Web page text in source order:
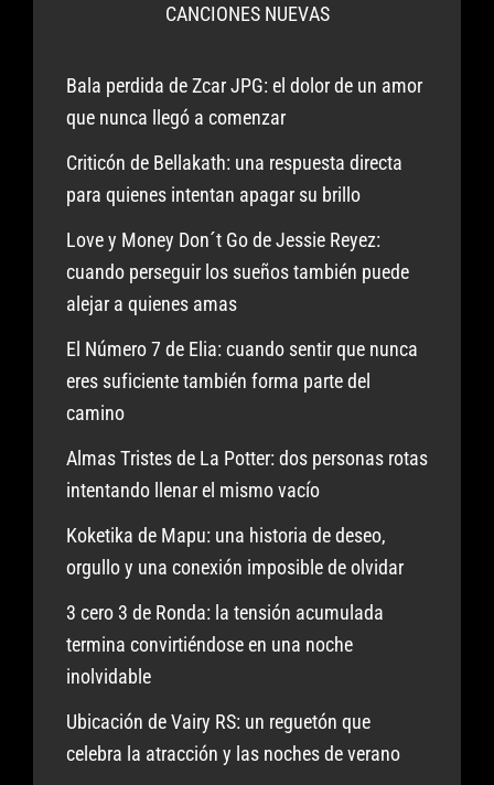
CANCIONES NUEVAS
Bala perdida de Zcar JPG: el dolor de un amor
que nunca llegó a comenzar
Criticón de Bellakath: una respuesta directa
para quienes intentan apagar su brillo
Love y Money Don´t Go de Jessie Reyez:
cuando perseguir los sueños también puede
alejar a quienes amas
El Número 7 de Elia: cuando sentir que nunca
eres suficiente también forma parte del
camino
Almas Tristes de La Potter: dos personas rotas
intentando llenar el mismo vacío
Koketika de Mapu: una historia de deseo,
orgullo y una conexión imposible de olvidar
3 cero 3 de Ronda: la tensión acumulada
termina convirtiéndose en una noche
inolvidable
Ubicación de Vairy RS: un reguetón que
celebra la atracción y las noches de verano